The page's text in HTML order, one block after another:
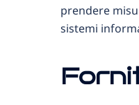
prendere
sistemi